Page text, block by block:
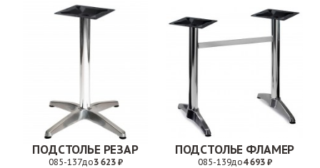
ПОДСТОЛЬЕ РЕЗАР
085-137до3 623 ₽
ПОДСТОЛЬЕ ФЛАМЕР
085-139до4 693 ₽